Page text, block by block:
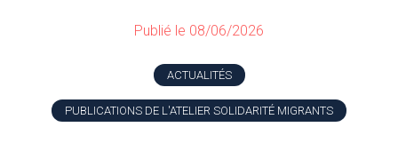
Publié le 08/06/2026
ACTUALITÉS
PUBLICATIONS DE L'ATELIER SOLIDARITÉ MIGRANTS